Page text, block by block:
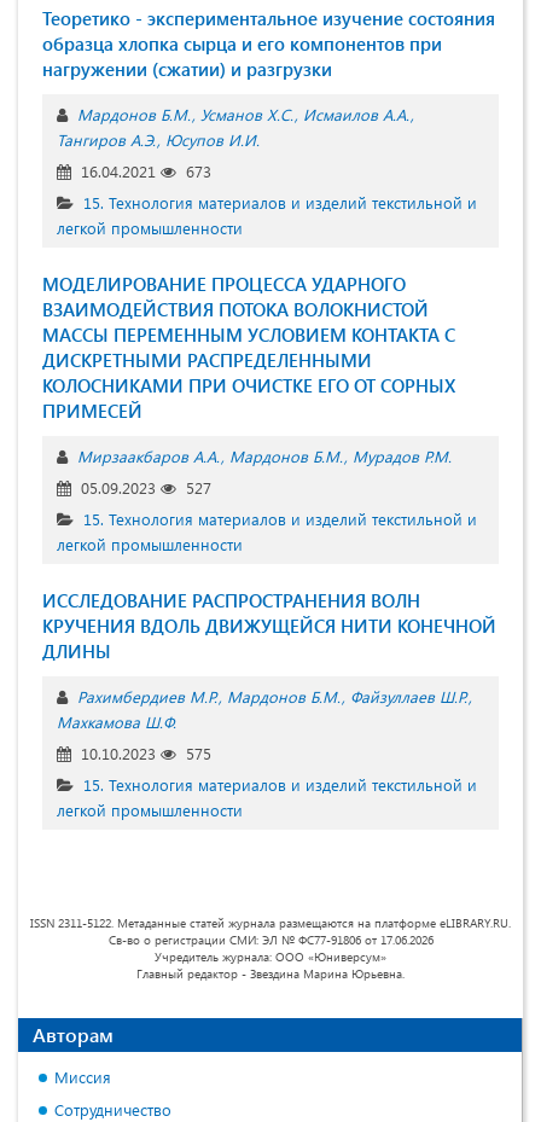
Теоретико - экспериментальное изучение состояния
образца хлопка сырца и его компонентов при
нагружении (сжатии) и разгрузки
Мардонов Б.М. Усманов Х.С. Исмаилов А.А.
Тангиров А.Э. Юсупов И.И.
16.04.2021
673
15. Технология материалов и изделий текстильной и
легкой промышленности
МОДЕЛИРОВАНИЕ ПРОЦЕССА УДАРНОГО
ВЗАИМОДЕЙСТВИЯ ПОТОКА ВОЛОКНИСТОЙ
МАССЫ ПЕРЕМЕННЫМ УСЛОВИЕМ КОНТАКТА С
ДИСКРЕТНЫМИ РАСПРЕДЕЛЕННЫМИ
КОЛОСНИКАМИ ПРИ ОЧИСТКЕ ЕГО ОТ СОРНЫХ
ПРИМЕСЕЙ
Мирзаакбаров А.А. Мардонов Б.М. Мурадов Р.М.
05.09.2023
527
15. Технология материалов и изделий текстильной и
легкой промышленности
ИССЛЕДОВАНИЕ РАСПРОСТРАНЕНИЯ ВОЛН
КРУЧЕНИЯ ВДОЛЬ ДВИЖУЩЕЙСЯ НИТИ КОНЕЧНОЙ
ДЛИНЫ
Рахимбердиев М.Р. Мардонов Б.М. Файзуллаев Ш.Р.
Махкамова Ш.Ф.
10.10.2023
575
15. Технология материалов и изделий текстильной и
легкой промышленности
ISSN 2311-5122. Метаданные статей журнала размещаются на платформе eLIBRARY.RU.
Св-во о регистрации СМИ: ЭЛ № ФС77-91806 от 17.06.2026
Учредитель журнала: ООО «Юниверсум»
Главный редактор - Звездина Марина Юрьевна.
Авторам
Миссия
Сотрудничество